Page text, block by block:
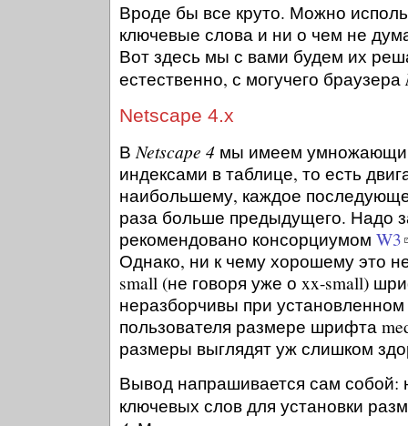
Вроде бы все круто. Можно
ключевые слова и ни о чем не
Вот здесь мы с вами будем их
естественно, с могучего браузера
Netscape 4.x
В Netscape 4 мы имеем
индексами в таблице, то есть
наибольшему, каждое
раза больше предыдущего. Надо
рекомендовано консорциумом W3
Однако, ни к чему хорошему это
small (не говоря уже о xx-small)
неразборчивы при
пользователя размере шрифта
размеры выглядят уж слишком
Вывод напрашивается сам собой:
ключевых слов для установки